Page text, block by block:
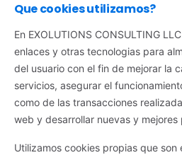
Que cookies utilizamos?
En EXOLUTIONS CONSULTING
enlaces y otras tecnologias para
del usuario con el fin de mejorar la
servicios, asegurar el
como de las transacciones
web y desarrollar nuevas y mejores
Utilizamos cookies propias que